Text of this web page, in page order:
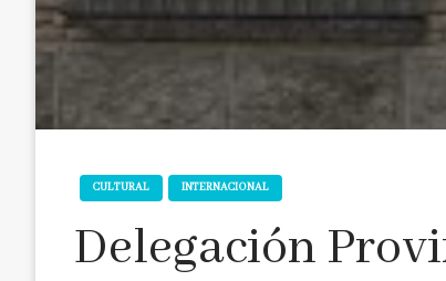
CULTURAL INTERNACIONAL
Delegación